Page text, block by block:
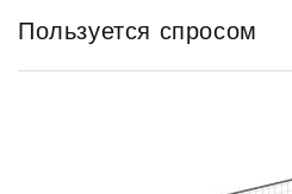
Пользуется спросом